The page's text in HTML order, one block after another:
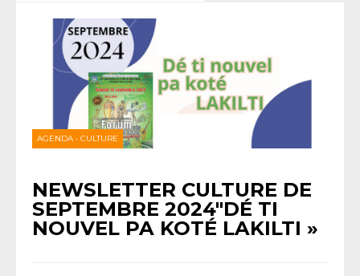
AGENDA • CULTURE
NEWSLETTER CULTURE DE
SEPTEMBRE 2024″DÉ TI
NOUVEL PA KOTÉ LAKILTI »